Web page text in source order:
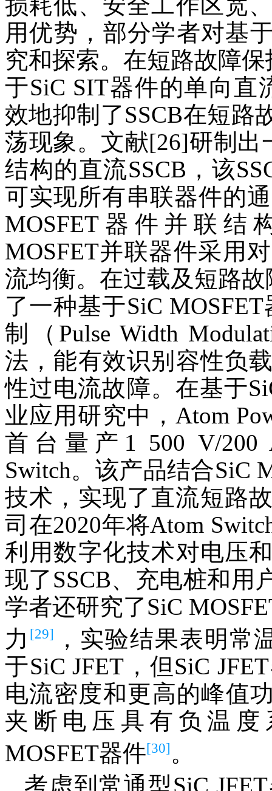
用优势，部分学者对基
究和探索。在短路故障
于SiC SIT器件的单向直
效地抑制了SSCB在短路
荡现象。文献[26]研制出
结构的直流SSCB，该
可实现所有串联器件的
MOSFET器件并联结
MOSFET并联器件采用
流均衡。在过载及短路
了一种基于SiC
制（Pulse Width
法，能有效识别容性负
性过电流故障。在基于
业应用研究中，Atom
首台量产1 500 V/
Switch。该产品结合SiC
技术，实现了直流短路
司在2020年将Atom
利用数字化技术对电压
现了SSCB、充电桩和用
学者还研究了SiC
力 [29]
，实验结果表明常
于SiC JFET，但SiC
电流密度和更高的峰值
夹断电压具有负温度
MOSFET器件[30] 。
考虑到常通型SiC